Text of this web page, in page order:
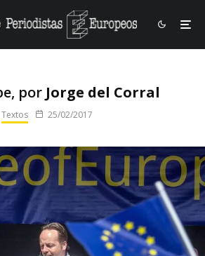
por Jorge del Corral
Textos 25/02/2017